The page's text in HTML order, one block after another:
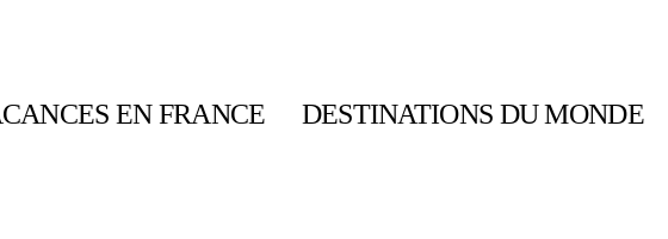
EN FRANCE DESTINATIONS DU MONDE